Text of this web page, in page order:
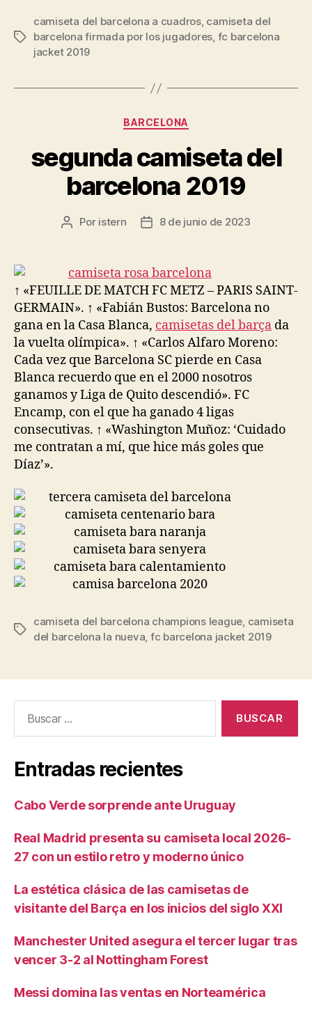
Etiquetas
camiseta del barcelona a cuadros, camiseta del
barcelona firmada por los jugadores, fc barcelona
jacket 2019
Categorías
BARCELONA
segunda camiseta del
barcelona 2019
Autor
entrada
Por istern
Fecha
entrada
8 de junio de 2023
↑ «FEUILLE DE MATCH FC METZ – PARIS SAINT-
GERMAIN». ↑ «Fabián Bustos: Barcelona no
gana en la Casa Blanca, camisetas del barça da
la vuelta olímpica». ↑ «Carlos Alfaro Moreno:
Cada vez que Barcelona SC pierde en Casa
Blanca recuerdo que en el 2000 nosotros
ganamos y Liga de Quito descendió». FC
Encamp, con el que ha ganado 4 ligas
consecutivas. ↑ «Washington Muñoz: ‘Cuidado
me contratan a mí, que hice más goles que
Díaz’».
Etiquetas
camiseta del barcelona champions league, camiseta
del barcelona la nueva, fc barcelona jacket 2019
Entradas recientes
Cabo Verde sorprende ante Uruguay
Real Madrid presenta su camiseta local 2026-
27 con un estilo retro y moderno único
La estética clásica de las camisetas de
visitante del Barça en los inicios del siglo XXI
Manchester United asegura el tercer lugar tras
vencer 3-2 al Nottingham Forest
Messi domina las ventas en Norteamérica